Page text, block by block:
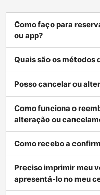
Como faço para
ou app?
Quais são os métodos
Posso cancelar ou
Como funciona o
alteração ou
Como recebo a
Preciso imprimir meu
apresentá-lo no meu